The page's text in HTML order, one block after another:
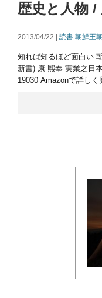
歴史と人物 /
2013/04/22 | 読書 朝鮮王朝
知れば知るほど面白い
新書) 康 熙奉 実業之日
19030 Amazonで詳しく